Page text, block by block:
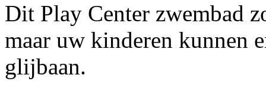
Dit Play Center zwembad
maar uw kinderen kunnen
glijbaan.